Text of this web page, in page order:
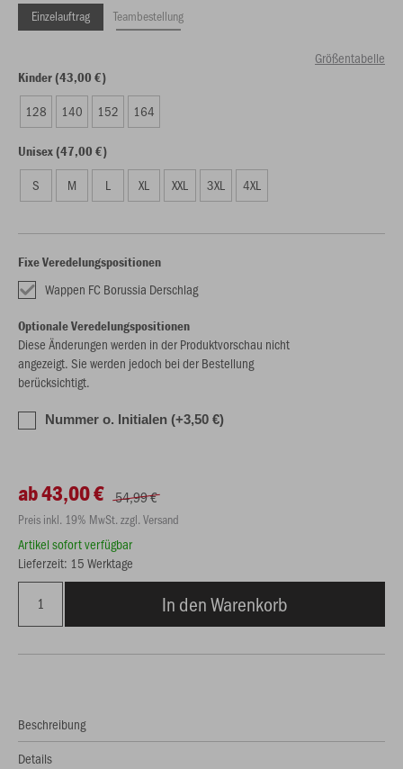
Einzelauftrag Teambestellung
Größentabelle
Kinder (43,00 €)
128 140 152 164
Unisex (47,00 €)
S M L XL XXL 3XL 4XL
Fixe Veredelungspositionen
Wappen FC Borussia Derschlag
Optionale Veredelungspositionen
Diese Änderungen werden in der Produktvorschau nicht
angezeigt. Sie werden jedoch bei der Bestellung
berücksichtigt.
Nummer o. Initialen (+3,50 €)
ab 43,00 € 54,99 €
Preis inkl. 19% MwSt. zzgl. Versand
Artikel sofort verfügbar
Lieferzeit: 15 Werktage
In den Warenkorb
Beschreibung
Details